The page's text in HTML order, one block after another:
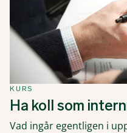
KURS
Ha koll som
Vad ingår egentligen i